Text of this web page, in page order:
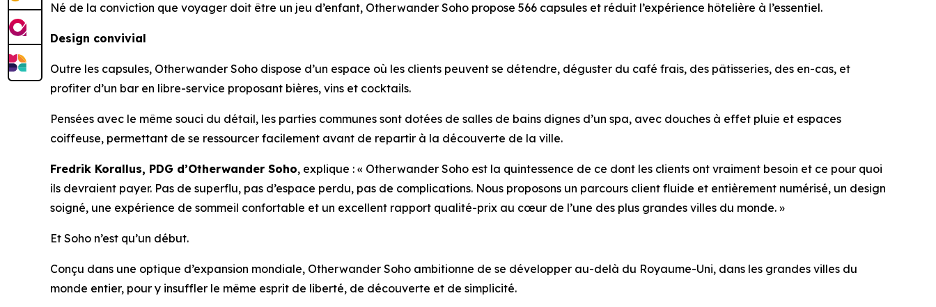
Né de la conviction que voyager doit être un jeu d’enfant, Otherwander Soho propose 566 capsules et réduit l’expérience hôtelière à l’essentiel.
Design convivial
Outre les capsules, Otherwander Soho dispose d’un espace où les clients peuvent se détendre, déguster du café frais, des pâtisseries, des en-cas, et
profiter d’un bar en libre-service proposant bières, vins et cocktails.
Pensées avec le même souci du détail, les parties communes sont dotées de salles de bains dignes d’un spa, avec douches à effet pluie et espaces
coiffeuse, permettant de se ressourcer facilement avant de repartir à la découverte de la ville.
Fredrik Korallus, PDG d’Otherwander Soho, explique : « Otherwander Soho est la quintessence de ce dont les clients ont vraiment besoin et ce pour quoi
ils devraient payer. Pas de superflu, pas d’espace perdu, pas de complications. Nous proposons un parcours client fluide et entièrement numérisé, un design
soigné, une expérience de sommeil confortable et un excellent rapport qualité-prix au cœur de l’une des plus grandes villes du monde. »
Et Soho n’est qu’un début.
Conçu dans une optique d’expansion mondiale, Otherwander Soho ambitionne de se développer au-delà du Royaume-Uni, dans les grandes villes du
monde entier, pour y insuffler le même esprit de liberté, de découverte et de simplicité.